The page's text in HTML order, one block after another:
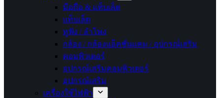
มือถือ & แท็บเล็ต
แท็บเล็ต
หูฟัง / ลำโพง
กล้อง / กล้องแอ็คชั่นแคม / อุปกรณ์เสริม
คอมพิวเตอร์
อุปกรณ์เสริมคอมพิวเตอร์
อุปกรณ์เสริม
เครื่องใช้ไฟฟ้า